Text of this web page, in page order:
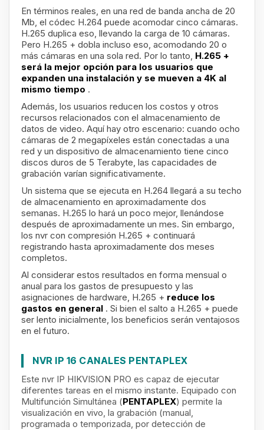
En términos reales, en una red de banda ancha de 20
Mb, el códec H.264 puede acomodar cinco cámaras.
H.265 duplica eso, llevando la carga de 10 cámaras.
Pero H.265 + dobla incluso eso, acomodando 20 o
más cámaras en una sola red. Por lo tanto, H.265 +
será la mejor opción para los usuarios que
expanden una instalación y se mueven a 4K al
mismo tiempo .
Además, los usuarios reducen los costos y otros
recursos relacionados con el almacenamiento de
datos de video. Aquí hay otro escenario: cuando ocho
cámaras de 2 megapíxeles están conectadas a una
red y un dispositivo de almacenamiento tiene cinco
discos duros de 5 Terabyte, las capacidades de
grabación varían significativamente.
Un sistema que se ejecuta en H.264 llegará a su techo
de almacenamiento en aproximadamente dos
semanas. H.265 lo hará un poco mejor, llenándose
después de aproximadamente un mes. Sin embargo,
los nvr con compresión H.265 + continuará
registrando hasta aproximadamente dos meses
completos.
Al considerar estos resultados en forma mensual o
anual para los gastos de presupuesto y las
asignaciones de hardware, H.265 + reduce los
gastos en general . Si bien el salto a H.265 + puede
ser lento inicialmente, los beneficios serán ventajosos
en el futuro.
NVR IP 16 CANALES PENTAPLEX
Este nvr IP HIKVISION PRO es capaz de ejecutar
diferentes tareas en el mismo instante. Equipado con
Multifunción Simultánea (PENTAPLEX) permite la
visualización en vivo, la grabación (manual,
programada o temporizada, por detección de